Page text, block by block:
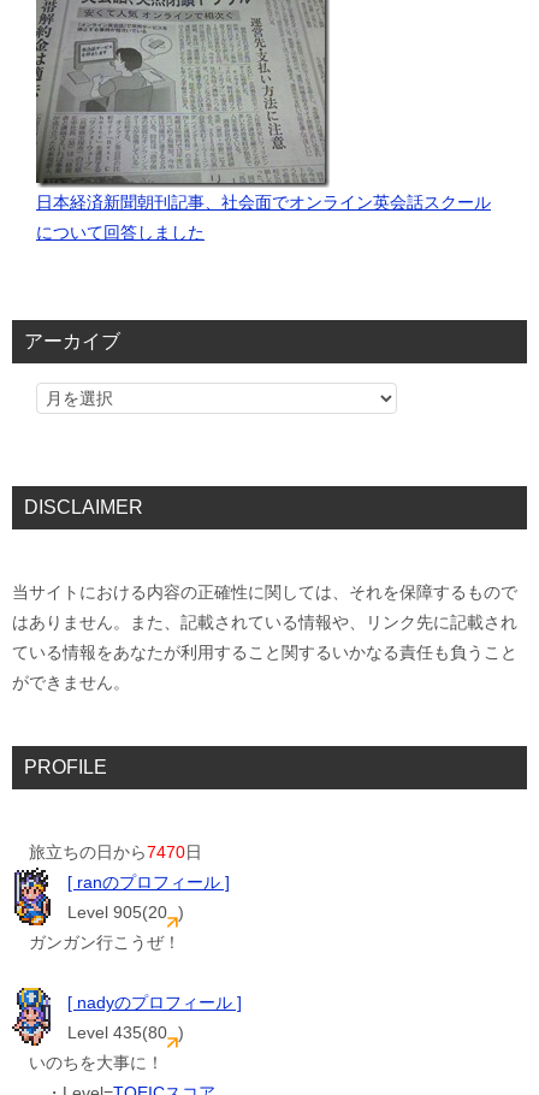
日本経済新聞朝刊記事、社会面でオンライン英会話スクール
について回答しました
アーカイブ
DISCLAIMER
当サイトにおける内容の正確性に関しては、それを保障するもので
はありません。また、記載されている情報や、リンク先に記載され
ている情報をあなたが利用すること関するいかなる責任も負うこと
ができません。
PROFILE
旅立ちの日から7470日
[ ranのプロフィール ]
Level 905(20 )
ガンガン行こうぜ！
[ nadyのプロフィール ]
Level 435(80 )
いのちを大事に！